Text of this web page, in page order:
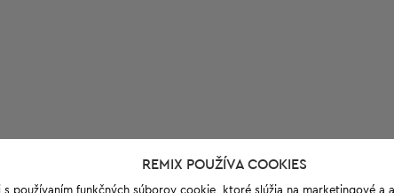
REMIX POUŽÍVA COOKIES
používaním funkčných súborov cookie, ktoré slúžia na marketingové a